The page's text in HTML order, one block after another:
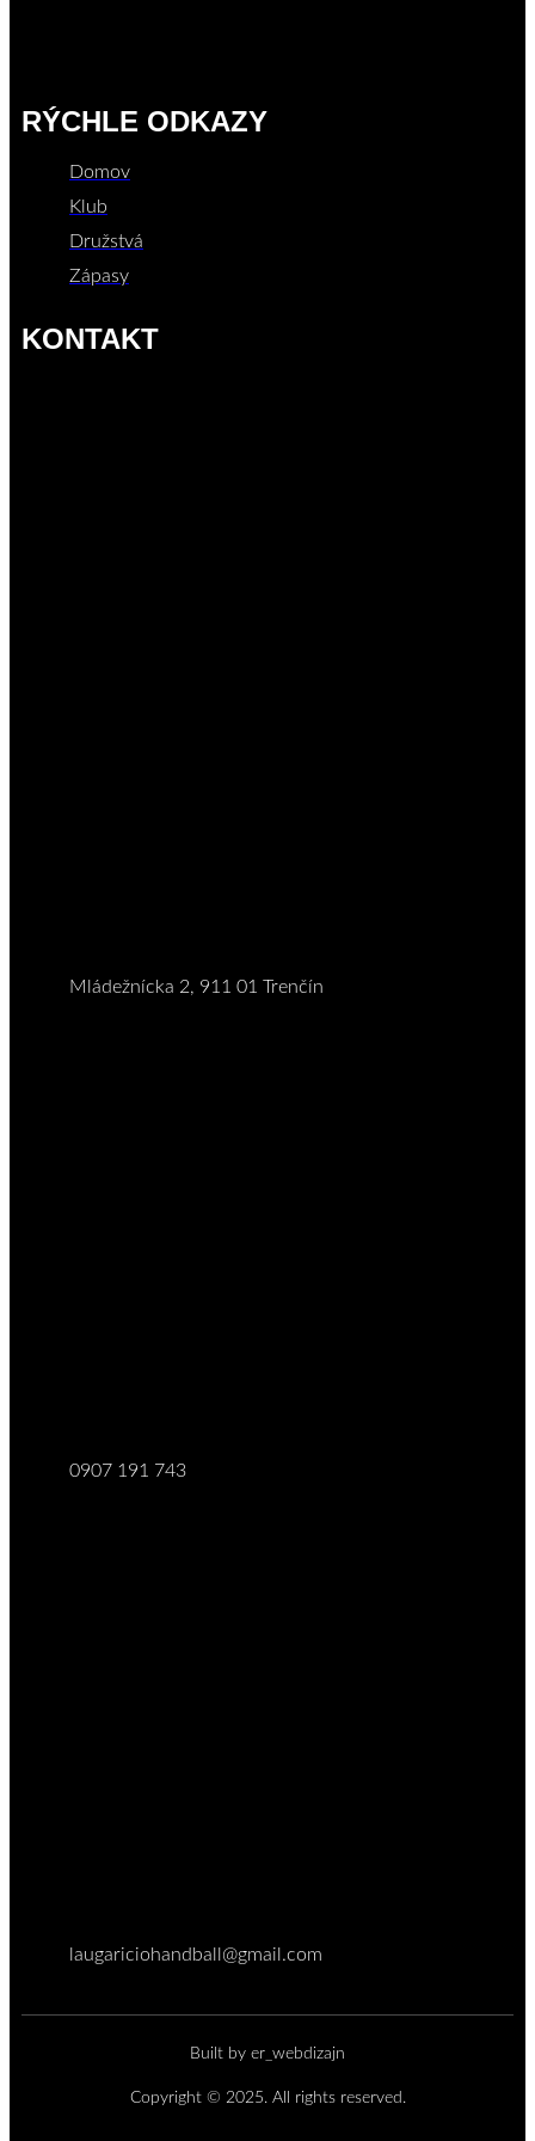
RÝCHLE ODKAZY
Domov
Klub
Družstvá
Zápasy
KONTAKT
Mládežnícka 2, 911 01 Trenčín
0907 191 743
laugariciohandball@gmail.com
Built by er_webdizajn
Copyright © 2025. All rights reserved.